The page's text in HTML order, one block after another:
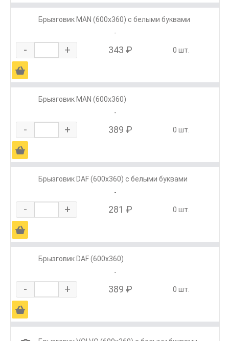
Брызговик MAN (600х360) с белыми буквами
-
- + 343 ₽ 0 шт.
Ä
Брызговик MAN (600х360)
-
- + 389 ₽ 0 шт.
Ä
Брызговик DAF (600х360) с белыми буквами
-
- + 281 ₽ 0 шт.
Ä
Брызговик DAF (600х360)
-
- + 389 ₽ 0 шт.
Ä